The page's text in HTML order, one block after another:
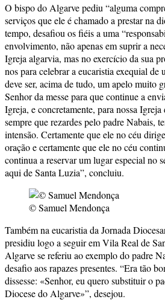
O bispo do Algarve pediu “alguma
serviços que ele é chamado a prestar na
tempo, desafiou os fiéis a uma
envolvimento, não apenas em suprir a
Igreja algarvia, mas no exercício da sua
nos para celebrar a eucaristia exequial de
deve ser, acima de tudo, um apelo muito
Senhor da messe para que continue a
Igreja, e concretamente, para nossa Igreja
sempre que rezardes pelo padre Nabais,
intensão. Certamente que ele no céu
oração e certamente que ele no céu
continua a reservar um lugar especial no
aqui de Santa Luzia”, concluiu.
© Samuel Mendonça
Também na eucaristia da Jornada
presidiu logo a seguir em Vila Real de
Algarve se referiu ao exemplo do padre
desafio aos rapazes presentes. “Era tão
dissesse: «Senhor, eu quero substituir o
Diocese do Algarve»”, desejou.